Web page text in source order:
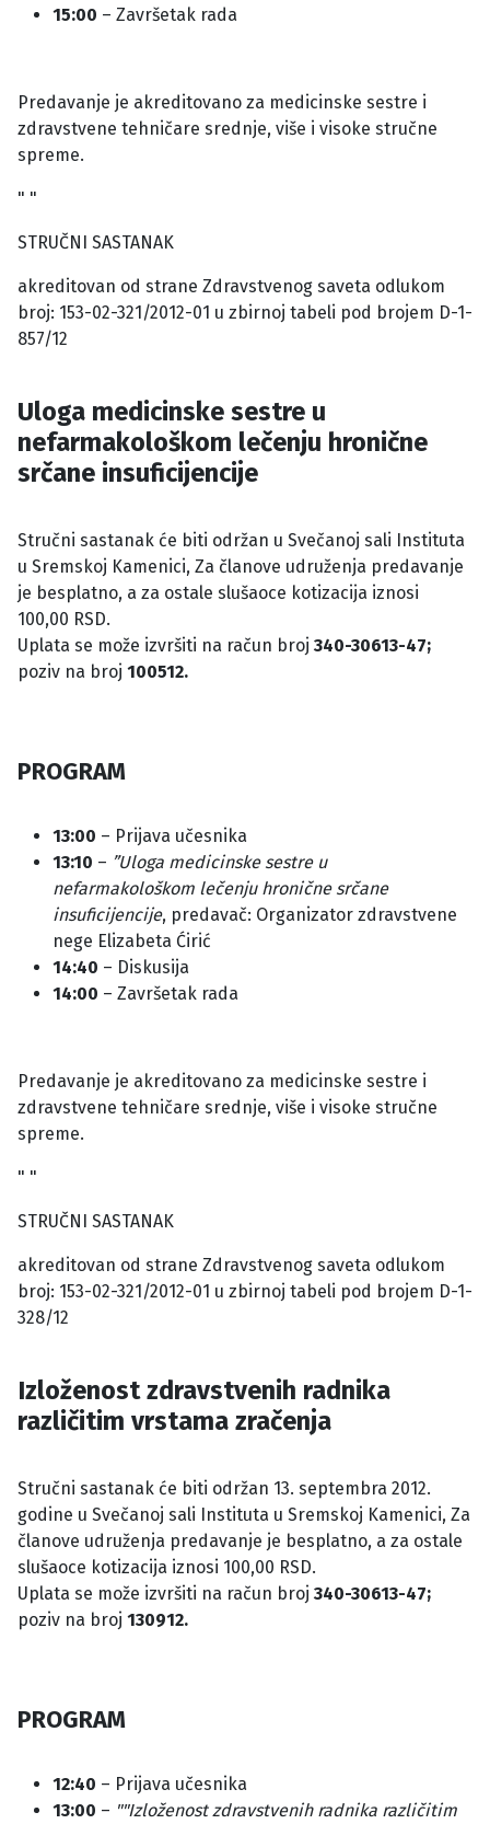
15:00 – Završetak rada
Predavanje je akreditovano za medicinske sestre i
zdravstvene tehničare srednje, više i visoke stručne
spreme.
" "
STRUČNI SASTANAK
akreditovan od strane Zdravstvenog saveta odlukom
broj: 153-02-321/2012-01 u zbirnoj tabeli pod brojem D-1-
857/12
Uloga medicinske sestre u
nefarmakološkom lečenju hronične
srčane insuficijencije
Stručni sastanak će biti održan u Svečanoj sali Instituta
u Sremskoj Kamenici, Za članove udruženja predavanje
je besplatno, a za ostale slušaoce kotizacija iznosi
100,00 RSD.
Uplata se može izvršiti na račun broj 340-30613-47;
poziv na broj 100512.
PROGRAM
13:00 – Prijava učesnika
13:10 – ”Uloga medicinske sestre u
nefarmakološkom lečenju hronične srčane
insuficijencije, predavač: Organizator zdravstvene
nege Elizabeta Ćirić
14:40 – Diskusija
14:00 – Završetak rada
Predavanje je akreditovano za medicinske sestre i
zdravstvene tehničare srednje, više i visoke stručne
spreme.
" "
STRUČNI SASTANAK
akreditovan od strane Zdravstvenog saveta odlukom
broj: 153-02-321/2012-01 u zbirnoj tabeli pod brojem D-1-
328/12
Izloženost zdravstvenih radnika
različitim vrstama zračenja
Stručni sastanak će biti održan 13. septembra 2012.
godine u Svečanoj sali Instituta u Sremskoj Kamenici, Za
članove udruženja predavanje je besplatno, a za ostale
slušaoce kotizacija iznosi 100,00 RSD.
Uplata se može izvršiti na račun broj 340-30613-47;
poziv na broj 130912.
PROGRAM
12:40 – Prijava učesnika
13:00 – ""Izloženost zdravstvenih radnika različitim